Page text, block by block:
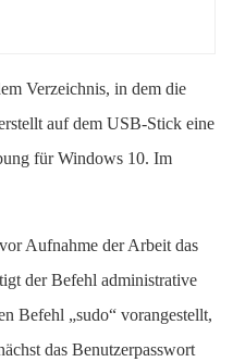
Verzeichnis, in dem die
auf dem USB-Stick eine
für Windows 10. Im
Aufnahme der Arbeit das
der Befehl administrative
Befehl „sudo“ vorangestellt,
das Benutzerpasswort